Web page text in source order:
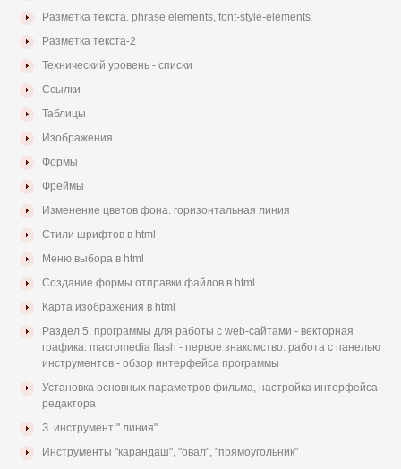
Разметка текста. phrase elements, font-style-elements
Разметка текста-2
Технический уровень - списки
Ссылки
Таблицы
Изображения
Формы
Фреймы
Изменение цветов фона. горизонтальная линия
Стили шрифтов в html
Меню выбора в html
Создание формы отправки файлов в html
Карта изображения в html
Раздел 5. программы для работы с web-сайтами - векторная
графика: macromedia flash - первое знакомство. работа с панелью
инструментов - обзор интерфейса программы
Установка основных параметров фильма, настройка интерфейса
редактора
З. инструмент ".линия"
Инструменты "карандаш", "овал", "прямоугольник"